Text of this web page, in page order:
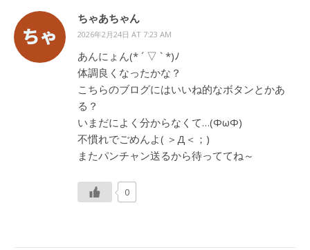
ちゃあちゃん
2026年2月24日 AT 7:23 AM
あんにょん(* ´ ▽ ` *)ﾉ
体調良くなったかな？
こちらのブログにはいいね的なボタンとかあ
る？
いまだによく分からなくて…(ФωФ)
不慣れでごめんよ( ＞Д＜；)
またパンチャン送るから待っててね～
0